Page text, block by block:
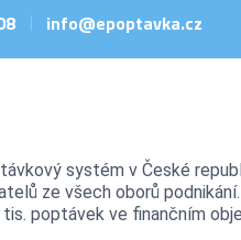
info@epoptavka.cz
systém v České
ze všech oborů podnikání.
poptávek ve finančním